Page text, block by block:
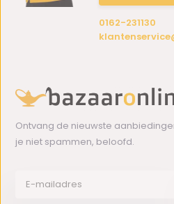
0162-231130
Ontvang de nieuwste
je niet spammen, beloofd.